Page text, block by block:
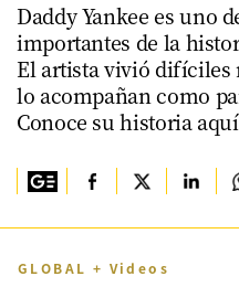
Daddy Yankee es uno
importantes de la
El artista vivió difíciles
lo acompañan como
Conoce su historia
GLOBAL + Videos